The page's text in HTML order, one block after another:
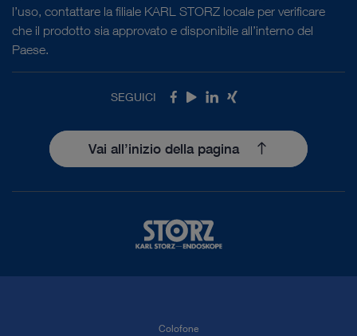
l’uso, contattare la filiale KARL STORZ locale per verificare
che il prodotto sia approvato e disponibile all’interno del
Paese.
SEGUICI Facebook
Youtube
LinkedIn
Xing
Vai all’inizio della pagina
Colofone